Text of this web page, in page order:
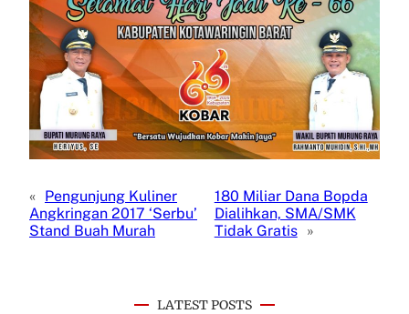
« Pengunjung Kuliner
Angkringan 2017 ‘Serbu’
Stand Buah Murah
180 Miliar Dana Bopda
Dialihkan, SMA/SMK
Tidak Gratis »
LATEST POSTS